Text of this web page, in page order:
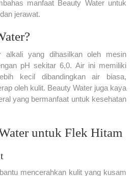
manfaat Beauty Water untuk
jerawat.
alkali yang dihasilkan oleh mesin
pH sekitar 6,0. Air ini memiliki
kecil dibandingkan air biasa,
oleh kulit. Beauty Water juga kaya
yang bermanfaat untuk kesehatan
untuk Flek Hitam
mencerahkan kulit yang kusam